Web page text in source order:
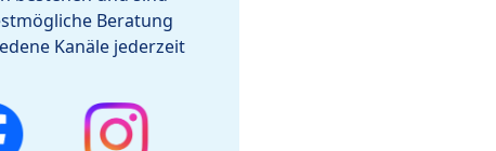
Beratung
Kanäle jederzeit